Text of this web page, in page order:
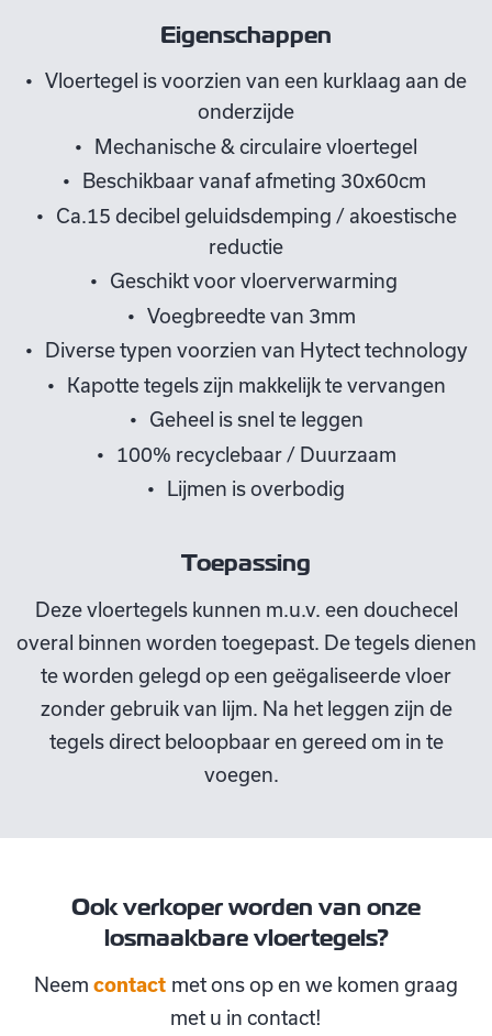
Eigenschappen
Vloertegel is voorzien van een kurklaag aan de
onderzijde
Mechanische & circulaire vloertegel
Beschikbaar vanaf afmeting 30x60cm
Ca.15 decibel geluidsdemping / akoestische
reductie
Geschikt voor vloerverwarming
Voegbreedte van 3mm
Diverse typen voorzien van Hytect technology
Kapotte tegels zijn makkelijk te vervangen
Geheel is snel te leggen
100% recyclebaar / Duurzaam
Lijmen is overbodig
Toepassing
Deze vloertegels kunnen m.u.v. een douchecel
overal binnen worden toegepast. De tegels dienen
te worden gelegd op een geëgaliseerde vloer
zonder gebruik van lijm. Na het leggen zijn de
tegels direct beloopbaar en gereed om in te
voegen.
Ook verkoper worden van onze
losmaakbare vloertegels?
Neem contact met ons op en we komen graag
met u in contact!